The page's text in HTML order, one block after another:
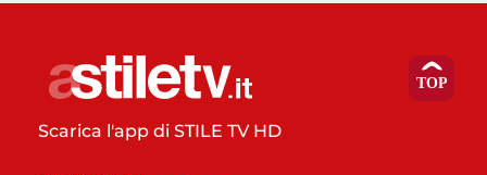
Scarica l'app di STILE TV HD